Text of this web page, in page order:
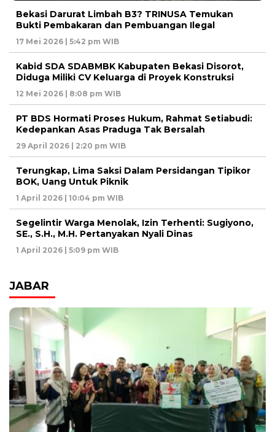
Bekasi Darurat Limbah B3? TRINUSA Temukan
Bukti Pembakaran dan Pembuangan Ilegal
17 Mei 2026 | 5:42 pm WIB
Kabid SDA SDABMBK Kabupaten Bekasi Disorot,
Diduga Miliki CV Keluarga di Proyek Konstruksi
12 Mei 2026 | 8:08 pm WIB
PT BDS Hormati Proses Hukum, Rahmat Setiabudi:
Kedepankan Asas Praduga Tak Bersalah
29 April 2026 | 2:20 pm WIB
Terungkap, Lima Saksi Dalam Persidangan Tipikor
BOK, Uang Untuk Piknik
1 April 2026 | 10:04 pm WIB
Segelintir Warga Menolak, Izin Terhenti: Sugiyono,
SE., S.H., M.H. Pertanyakan Nyali Dinas
1 April 2026 | 5:09 pm WIB
JABAR